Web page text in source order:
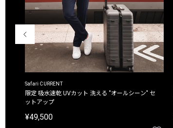
Safari CURRENT
限定 吸水速乾 UVカット 洗える "オールシーン" セ
ットアップ
¥49,500